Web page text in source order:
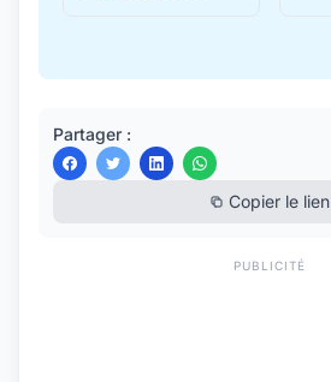
Partager :
Copier le lien
PUBLICITÉ